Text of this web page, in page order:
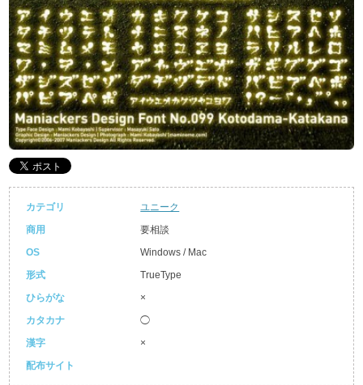
カテゴリ
ユニーク
商用
要相談
OS
Windows / Mac
形式
TrueType
ひらがな
×
カタカナ
◯
漢字
×
配布サイト